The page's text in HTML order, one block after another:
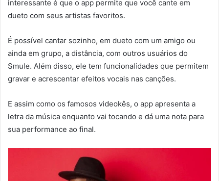
interessante é que o app permite que você cante em
dueto com seus artistas favoritos.
É possível cantar sozinho, em dueto com um amigo ou
ainda em grupo, a distância, com outros usuários do
Smule. Além disso, ele tem funcionalidades que permitem
gravar e acrescentar efeitos vocais nas canções.
E assim como os famosos videokês, o app apresenta a
letra da música enquanto vai tocando e dá uma nota para
sua performance ao final.